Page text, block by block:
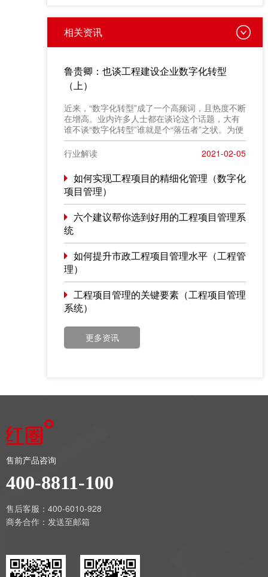
相关资讯
鲁贵卿：也谈工程建设企业数字化转型
（上）
近来，“数字化转型”成了一个高频词，且热度不断
在增高。业内许多人士都在谈论这个话题，大有
谁不谈“数字化转型”谁就是个“落伍者”之状。为便
于在相同语境下讨论问题，今天我也凑个热闹，
以“数字化转型”为题，谈一点粗浅认识，就教于同
行。
行业解读 2021-02-05
如何实现工程项目的精细化管理（数字化
项目管理）
六个建议帮你选到好用的工程项目管理系
统
如何提升市政工程项目管理水平（工程管
理）
工程项目管理的关键要素（工程项目管理
系统）
更多资讯
售前产品咨询
400-8811-100
售后客服：400-6010-928
商务合作： 发送至邮箱